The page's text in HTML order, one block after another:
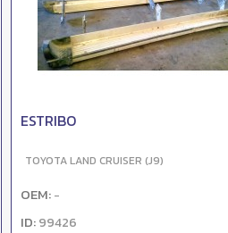
ESTRIBO
TOYOTA LAND CRUISER (J9)
OEM: -
ID:99426